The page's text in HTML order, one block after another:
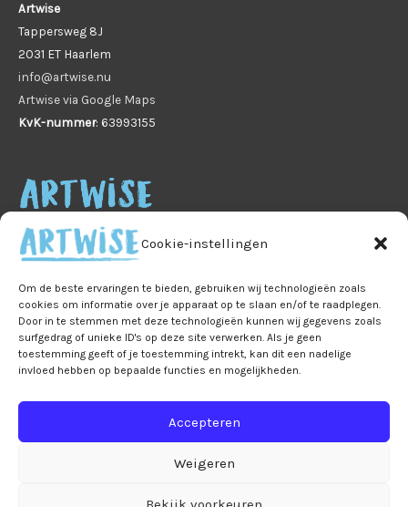
Cookie-instellingen
Om de beste ervaringen te bieden, gebruiken wij technologieën zoals
cookies om informatie over je apparaat op te slaan en/of te raadplegen.
Door in te stemmen met deze technologieën kunnen wij gegevens zoals
surfgedrag of unieke ID's op deze site verwerken. Als je geen
toestemming geeft of je toestemming intrekt, kan dit een nadelige
invloed hebben op bepaalde functies en mogelijkheden.
Accepteren
Weigeren
Artwise
Tappersweg 8J
2031 ET Haarlem
info@artwise.nu
Artwise via Google Maps
KvK-nummer: 63993155
Home Veelgestelde vragen B2B
Privacy
Algemene voorwaarden
Privacy
Ruilen & retourneren
Leveringen & verzendkosten
Bestelling & betaling
Over Artwise